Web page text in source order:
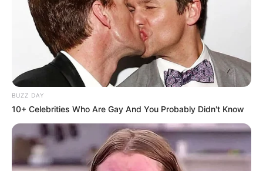
BUZZ DAY
10+ Celebrities Who Are Gay And You Probably Didn't Know